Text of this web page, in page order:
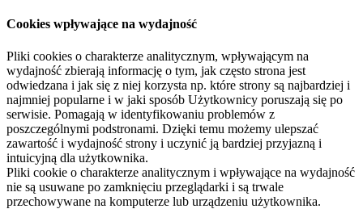
Cookies wpływające na wydajność
Pliki cookies o charakterze analitycznym, wpływającym na
wydajność zbierają informację o tym, jak często strona jest
odwiedzana i jak się z niej korzysta np. które strony są najbardziej i
najmniej popularne i w jaki sposób Użytkownicy poruszają się po
serwisie. Pomagają w identyfikowaniu problemów z
poszczególnymi podstronami. Dzięki temu możemy ulepszać
zawartość i wydajność strony i uczynić ją bardziej przyjazną i
intuicyjną dla użytkownika.
Pliki cookie o charakterze analitycznym i wpływające na wydajność
nie są usuwane po zamknięciu przeglądarki i są trwale
przechowywane na komputerze lub urządzeniu użytkownika.